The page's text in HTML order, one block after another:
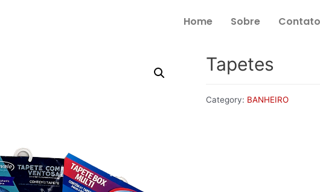
Home Sobre Contato
Tapetes
Category: BANHEIRO